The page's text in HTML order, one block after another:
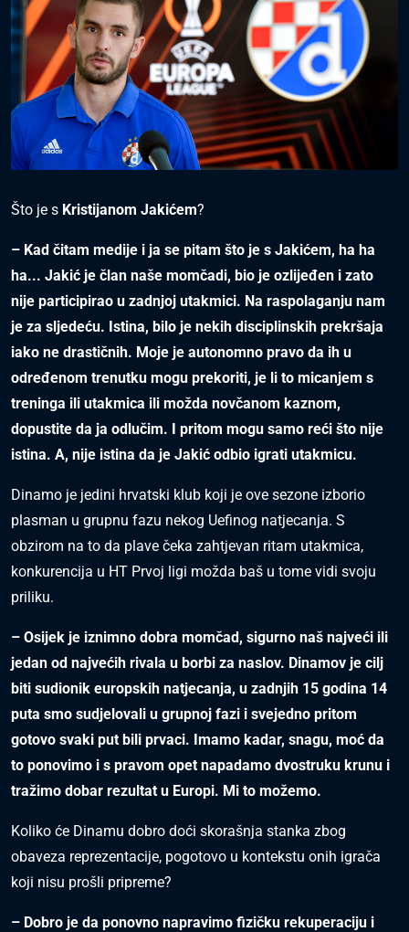
Što je s Kristijanom Jakićem?
– Kad čitam medije i ja se pitam što je s Jakićem, ha ha
ha... Jakić je član naše momčadi, bio je ozlijeđen i zato
nije participirao u zadnjoj utakmici. Na raspolaganju nam
je za sljedeću. Istina, bilo je nekih disciplinskih prekršaja
iako ne drastičnih. Moje je autonomno pravo da ih u
određenom trenutku mogu prekoriti, je li to micanjem s
treninga ili utakmica ili možda novčanom kaznom,
dopustite da ja odlučim. I pritom mogu samo reći što nije
istina. A, nije istina da je Jakić odbio igrati utakmicu.
Dinamo je jedini hrvatski klub koji je ove sezone izborio
plasman u grupnu fazu nekog Uefinog natjecanja. S
obzirom na to da plave čeka zahtjevan ritam utakmica,
konkurencija u HT Prvoj ligi možda baš u tome vidi svoju
priliku.
– Osijek je iznimno dobra momčad, sigurno naš najveći ili
jedan od najvećih rivala u borbi za naslov. Dinamov je cilj
biti sudionik europskih natjecanja, u zadnjih 15 godina 14
puta smo sudjelovali u grupnoj fazi i svejedno pritom
gotovo svaki put bili prvaci. Imamo kadar, snagu, moć da
to ponovimo i s pravom opet napadamo dvostruku krunu i
tražimo dobar rezultat u Europi. Mi to možemo.
Koliko će Dinamu dobro doći skorašnja stanka zbog
obaveza reprezentacije, pogotovo u kontekstu onih igrača
koji nisu prošli pripreme?
– Dobro je da ponovno napravimo fizičku rekuperaciju i